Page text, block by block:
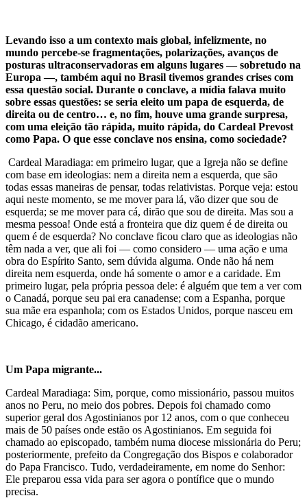
Levando isso a um contexto mais global, infelizmente, no
mundo percebe-se fragmentações, polarizações, avanços de
posturas ultraconservadoras em alguns lugares — sobretudo na
Europa —, também aqui no Brasil tivemos grandes crises com
essa questão social. Durante o conclave, a mídia falava muito
sobre essas questões: se seria eleito um papa de esquerda, de
direita ou de centro… e, no fim, houve uma grande surpresa,
com uma eleição tão rápida, muito rápida, do Cardeal Prevost
como Papa. O que esse conclave nos ensina, como sociedade?
Cardeal Maradiaga: em primeiro lugar, que a Igreja não se define
com base em ideologias: nem a direita nem a esquerda, que são
todas essas maneiras de pensar, todas relativistas. Porque veja: estou
aqui neste momento, se me mover para lá, vão dizer que sou de
esquerda; se me mover para cá, dirão que sou de direita. Mas sou a
mesma pessoa! Onde está a fronteira que diz quem é de direita ou
quem é de esquerda? No conclave ficou claro que as ideologias não
têm nada a ver, que ali foi — como considero — uma ação e uma
obra do Espírito Santo, sem dúvida alguma. Onde não há nem
direita nem esquerda, onde há somente o amor e a caridade. Em
primeiro lugar, pela própria pessoa dele: é alguém que tem a ver com
o Canadá, porque seu pai era canadense; com a Espanha, porque
sua mãe era espanhola; com os Estados Unidos, porque nasceu em
Chicago, é cidadão americano.
Um Papa migrante...
Cardeal Maradiaga: Sim, porque, como missionário, passou muitos
anos no Peru, no meio dos pobres. Depois foi chamado como
superior geral dos Agostinianos por 12 anos, com o que conheceu
mais de 50 países onde estão os Agostinianos. Em seguida foi
chamado ao episcopado, também numa diocese missionária do Peru;
posteriormente, prefeito da Congregação dos Bispos e colaborador
do Papa Francisco. Tudo, verdadeiramente, em nome do Senhor:
Ele preparou essa vida para ser agora o pontífice que o mundo
precisa.